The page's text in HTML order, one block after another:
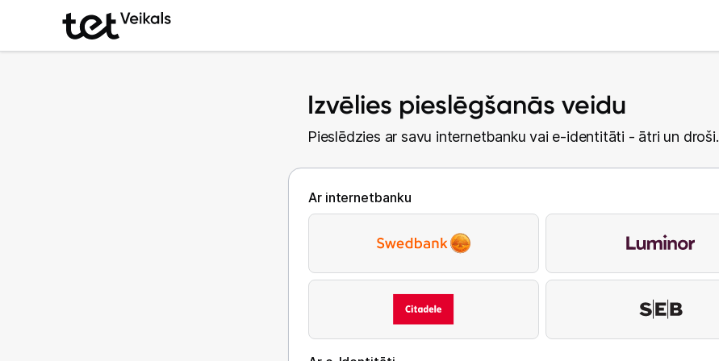
Izvēlies pieslēgšanās veidu
Pieslēdzies ar savu internetbanku vai e-identitāti - ātri un droši.
Ar internetbanku